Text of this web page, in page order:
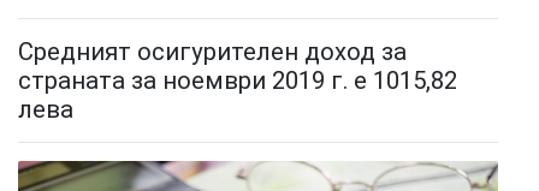
Средният осигурителен доход за
страната за ноември 2019 г. е 1015,82
лева